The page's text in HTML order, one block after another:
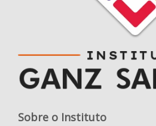
Sobre o Instituto